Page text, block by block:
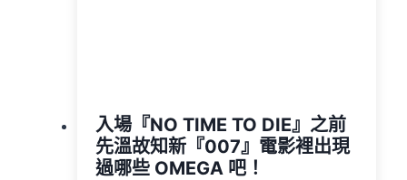
入場『NO TIME TO DIE』之前
先溫故知新『007』電影裡出現
過哪些 OMEGA 吧！